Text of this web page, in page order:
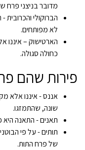
מדובר בניצני פרח
הברוקולי
לא מפותחים.
הארטישוק – איננו
כחולה סגולה.
פירות שהם
אננס - איננו אלא
שונה, שהתמזגו.
תאנים - התאנה היא
תותים - על פי
של פרח התות.